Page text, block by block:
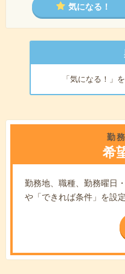
気になる！
「気になる！」
勤
希
勤務地、職種、勤務曜日
や「できれば条件」を設